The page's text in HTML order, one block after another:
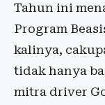
Tahun ini
Program
kalinya,
tidak hanya
mitra driver